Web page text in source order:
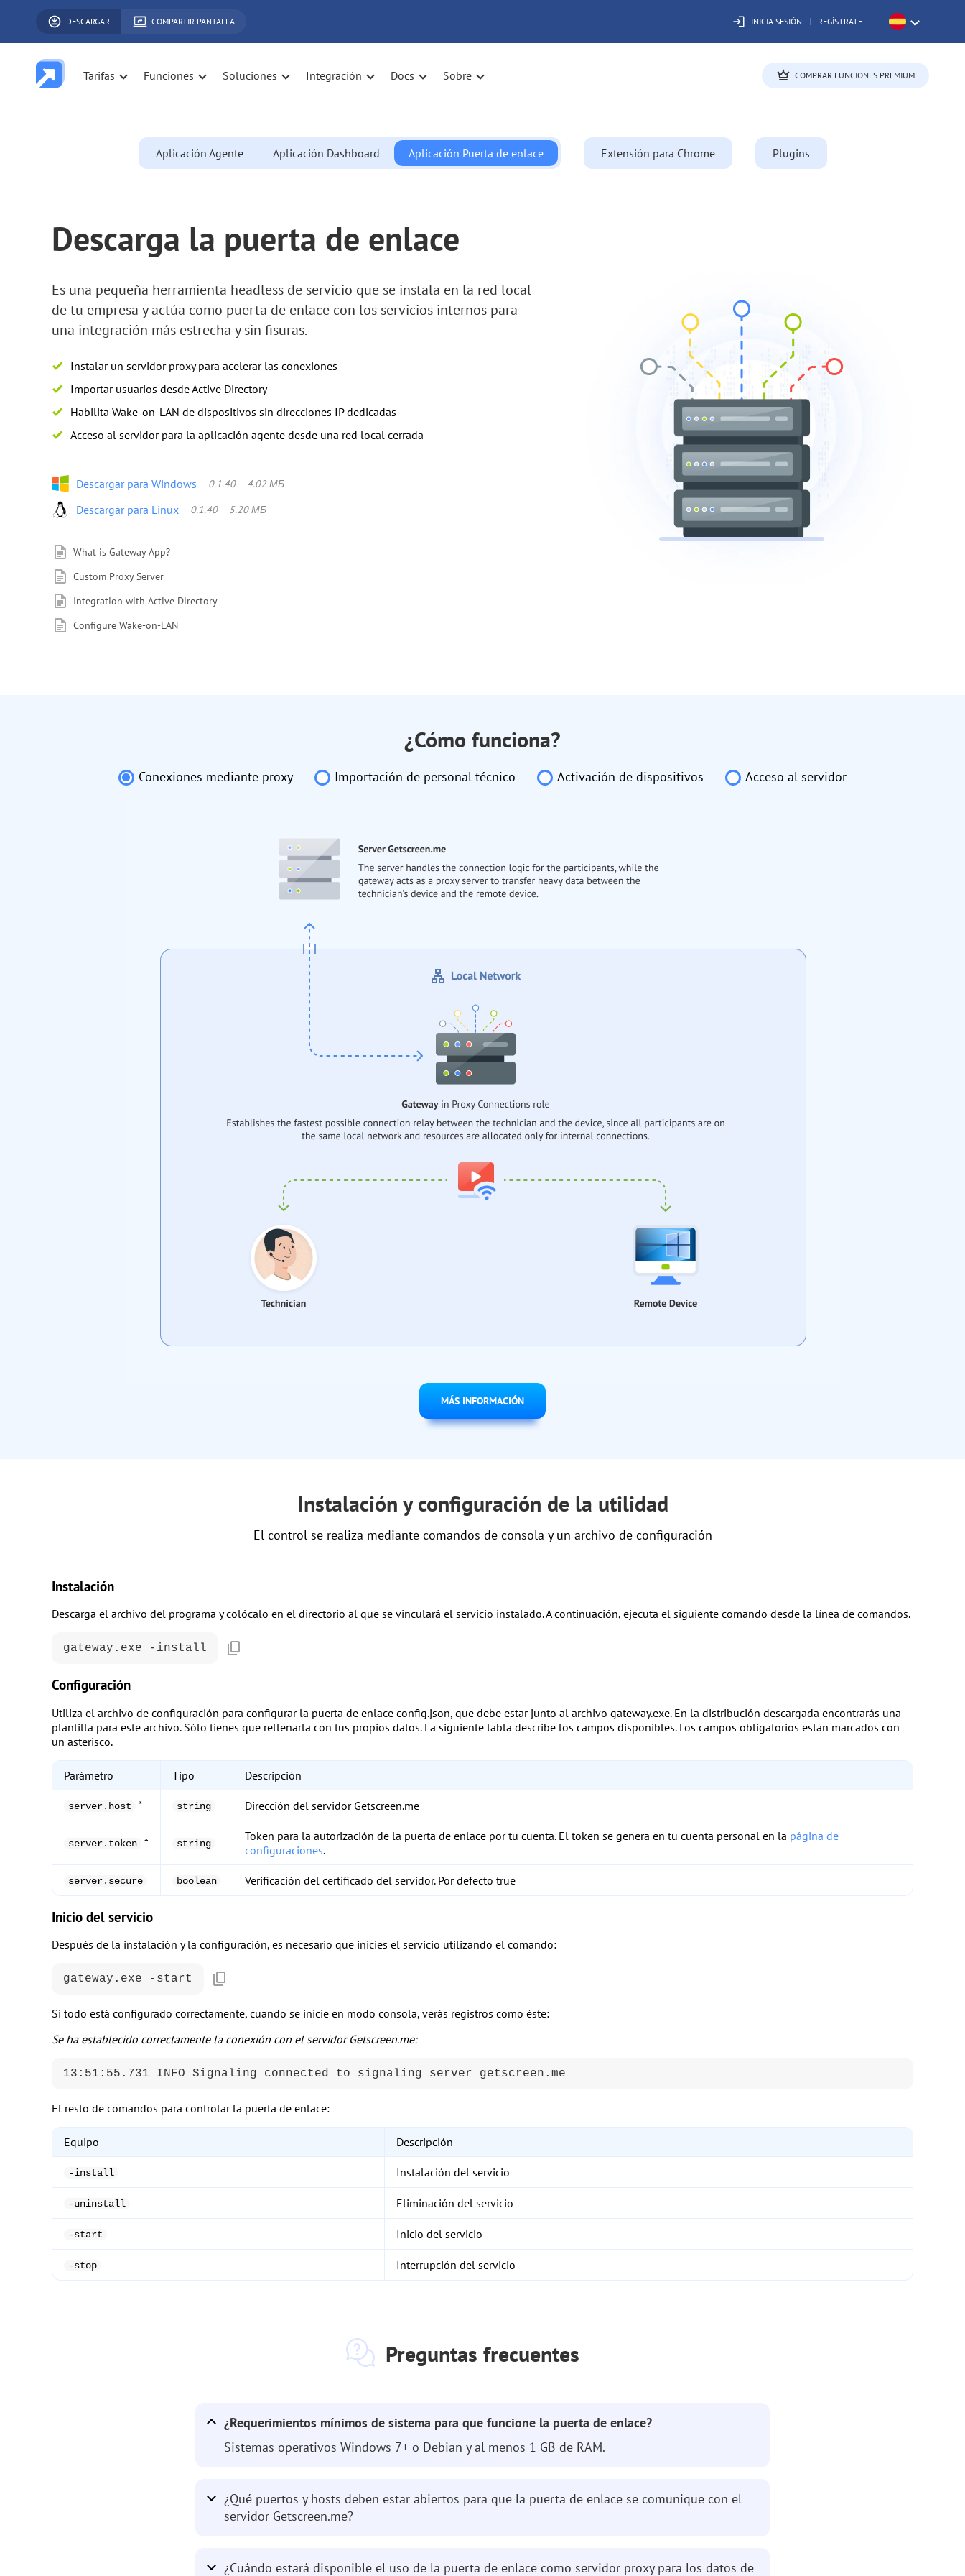
DESCARGAR COMPARTIR PANTALLA INICIA SESIÓN REGÍSTRATE
Tarifas Funciones Soluciones Integración Docs Sobre COMPRAR FUNCIONES PREMIUM
Aplicación Agente Aplicación Dashboard Aplicación Puerta de enlace Extensión para Chrome Plugins
Descarga la puerta de enlace
Es una pequeña herramienta headless de servicio que se instala en la red local
de tu empresa y actúa como puerta de enlace con los servicios internos para
una integración más estrecha y sin fisuras.
Instalar un servidor proxy para acelerar las conexiones
Importar usuarios desde Active Directory
Habilita Wake-on-LAN de dispositivos sin direcciones IP dedicadas
Acceso al servidor para la aplicación agente desde una red local cerrada
Descargar para Windows 0.1.40 4.02 МБ
Descargar para Linux 0.1.40 5.20 МБ
What is Gateway App?
Custom Proxy Server
Integration with Active Directory
Configure Wake-on-LAN
¿Cómo funciona?
Conexiones mediante proxy Importación de personal técnico Activación de dispositivos Acceso al servidor
MÁS INFORMACIÓN
Instalación y configuración de la utilidad
El control se realiza mediante comandos de consola y un archivo de configuración
Instalación
Descarga el archivo del programa y colócalo en el directorio al que se vinculará el servicio instalado. A continuación, ejecuta el siguiente comando desde la línea de comandos.
gateway.exe -install
Configuración
Utiliza el archivo de configuración para configurar la puerta de enlace config.json, que debe estar junto al archivo gateway.exe. En la distribución descargada encontrarás una
plantilla para este archivo. Sólo tienes que rellenarla con tus propios datos. La siguiente tabla describe los campos disponibles. Los campos obligatorios están marcados con
un asterisco.
Parámetro Tipo Descripción
server.host * string Dirección del servidor Getscreen.me
server.token * string
Token para la autorización de la puerta de enlace por tu cuenta. El token se genera en tu cuenta personal en la página de
configuraciones.
server.secure boolean Verificación del certificado del servidor. Por defecto true
Inicio del servicio
Después de la instalación y la configuración, es necesario que inicies el servicio utilizando el comando:
gateway.exe -start
Si todo está configurado correctamente, cuando se inicie en modo consola, verás registros como éste:
Se ha establecido correctamente la conexión con el servidor Getscreen.me:
13:51:55.731 INFO Signaling connected to signaling server getscreen.me
El resto de comandos para controlar la puerta de enlace:
Equipo Descripción
-install Instalación del servicio
-uninstall Eliminación del servicio
-start Inicio del servicio
-stop Interrupción del servicio
Preguntas frecuentes
¿Requerimientos mínimos de sistema para que funcione la puerta de enlace?
Sistemas operativos Windows 7+ o Debian y al menos 1 GB de RAM.
¿Qué puertos y hosts deben estar abiertos para que la puerta de enlace se comunique con el
servidor Getscreen.me?
¿Cuándo estará disponible el uso de la puerta de enlace como servidor proxy para los datos de